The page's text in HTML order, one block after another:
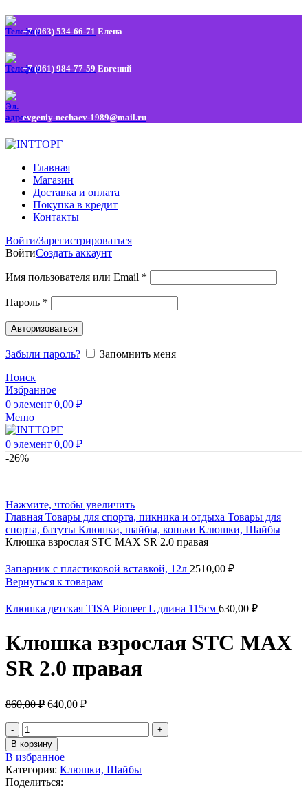
+7 (963) 534-66-71 Елена
+7 (961) 984-77-59 Евгений
evgeniy-nechaev-1989@mail.ru
Главная
Магазин
Доставка и оплата
Покупка в кредит
Контакты
Войти/Зарегистрироваться
ВойтиСоздать аккаунт
Имя пользователя или Email *
Пароль *
Авторизоваться
Забыли пароль?
Запомнить меня
Поиск
Избранное
0 элемент 0,00 ₽
Меню
0 элемент 0,00 ₽
-26%
Нажмите, чтобы увеличить
Главная Товары для спорта, пикника и отдыха Товары для
спорта, батуты Клюшки, шайбы, коньки Клюшки, Шайбы
Клюшка взрослая STC MAX SR 2.0 правая
Запарник с пластиковой вставкой, 12л 2510,00 ₽
Вернуться к товарам
Клюшка детская TISA Pioneer L длина 115см 630,00 ₽
Клюшка взрослая STC MAX
SR 2.0 правая
860,00₽ Первоначальная
составляла
860,00 ₽.
640,00 ₽Текущая
Количество
товара
Клюшка
взрослая
STC
MAX
В корзину
В избранное
Категория: Клюшки, Шайбы
Поделиться: